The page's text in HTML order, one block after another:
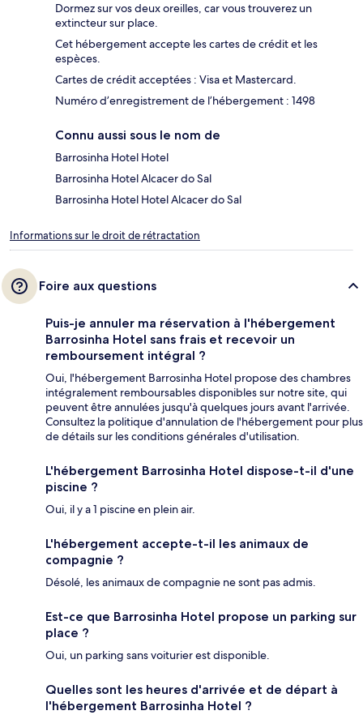
Dormez sur vos deux oreilles, car vous trouverez un
extincteur sur place.
Cet hébergement accepte les cartes de crédit et les
espèces.
Cartes de crédit acceptées : Visa et Mastercard.
Numéro d’enregistrement de l’hébergement : 1498
Connu aussi sous le nom de
Barrosinha Hotel Hotel
Barrosinha Hotel Alcacer do Sal
Barrosinha Hotel Hotel Alcacer do Sal
Informations sur le droit de rétractation
Foire aux questions
Puis-je annuler ma réservation à l'hébergement
Barrosinha Hotel sans frais et recevoir un
remboursement intégral ?
Oui, l'hébergement Barrosinha Hotel propose des chambres
intégralement remboursables disponibles sur notre site, qui
peuvent être annulées jusqu'à quelques jours avant l'arrivée.
Consultez la politique d'annulation de l'hébergement pour plus
de détails sur les conditions générales d'utilisation.
L'hébergement Barrosinha Hotel dispose-t-il d'une
piscine ?
Oui, il y a 1 piscine en plein air.
L'hébergement accepte-t-il les animaux de
compagnie ?
Désolé, les animaux de compagnie ne sont pas admis.
Est-ce que Barrosinha Hotel propose un parking sur
place ?
Oui, un parking sans voiturier est disponible.
Quelles sont les heures d'arrivée et de départ à
l'hébergement Barrosinha Hotel ?